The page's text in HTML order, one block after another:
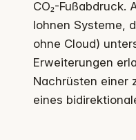
CO₂-Fußabdruck.
lohnen Systeme,
ohne Cloud)
Erweiterungen
Nachrüsten einer
eines